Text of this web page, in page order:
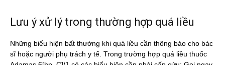
Lưu ý xử lý trong thường hợp quá liều
Những biểu hiện bất thường khi quá liều cần thông báo cho bác
sĩ hoặc người phụ trách y tế. Trong trường hợp quá liều thuốc